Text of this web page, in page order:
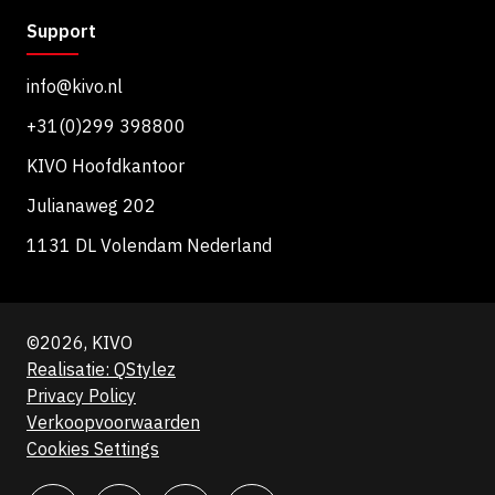
Support
info@kivo.nl
+31(0)299 398800
KIVO Hoofdkantoor
Julianaweg 202
1131 DL Volendam Nederland
©2026, KIVO
Realisatie: QStylez
Privacy Policy
Verkoopvoorwaarden
Cookies Settings